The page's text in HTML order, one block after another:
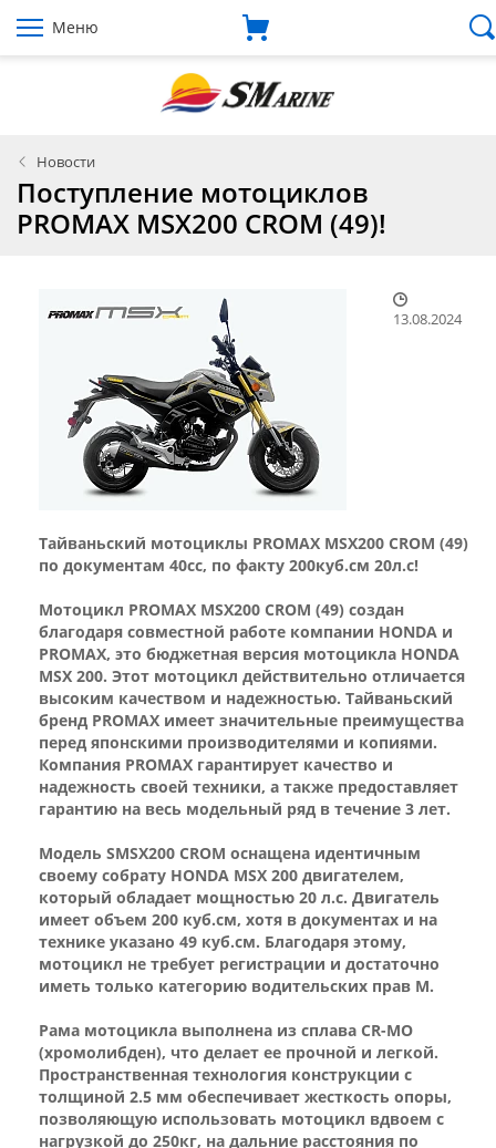
Меню
Новости
Поступление мотоциклов
PROMAX MSX200 CROM (49)!
13.08.2024
Тайваньский мотоциклы PROMAX MSX200 CROM (49)
по документам 40сс, по факту 200куб.см 20л.с!
Мотоцикл PROMAX MSX200 CROM (49) создан
благодаря совместной работе компании HONDA и
PROMAX, это бюджетная версия мотоцикла HONDA
MSX 200. Этот мотоцикл действительно отличается
высоким качеством и надежностью. Тайваньский
бренд PROMAX имеет значительные преимущества
перед японскими производителями и копиями.
Компания PROMAX гарантирует качество и
надежность своей техники, а также предоставляет
гарантию на весь модельный ряд в течение 3 лет.
Модель SMSX200 CROM оснащена идентичным
своему собрату HONDA MSX 200 двигателем,
который обладает мощностью 20 л.с. Двигатель
имеет объем 200 куб.см, хотя в документах и на
технике указано 49 куб.см. Благодаря этому,
мотоцикл не требует регистрации и достаточно
иметь только категорию водительских прав М.
Рама мотоцикла выполнена из сплава CR-MO
(хромолибден), что делает ее прочной и легкой.
Пространственная технология конструкции с
толщиной 2.5 мм обеспечивает жесткость опоры,
позволяющую использовать мотоцикл вдвоем с
нагрузкой до 250кг, на дальние расстояния по